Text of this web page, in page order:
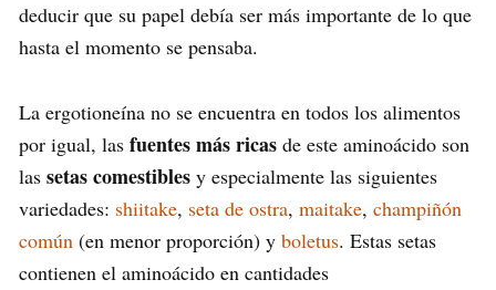
deducir que su papel debía ser más importante de lo que
hasta el momento se pensaba.
La ergotioneína no se encuentra en todos los alimentos
por igual, las fuentes más ricas de este aminoácido son
las setas comestibles y especialmente las siguientes
variedades: shiitake, seta de ostra, maitake, champiñón
común (en menor proporción) y boletus. Estas setas
contienen el aminoácido en cantidades